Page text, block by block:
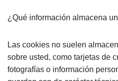
¿Qué información almacena
Las cookies no suelen
sobre usted, como tarjetas de
fotografías o información